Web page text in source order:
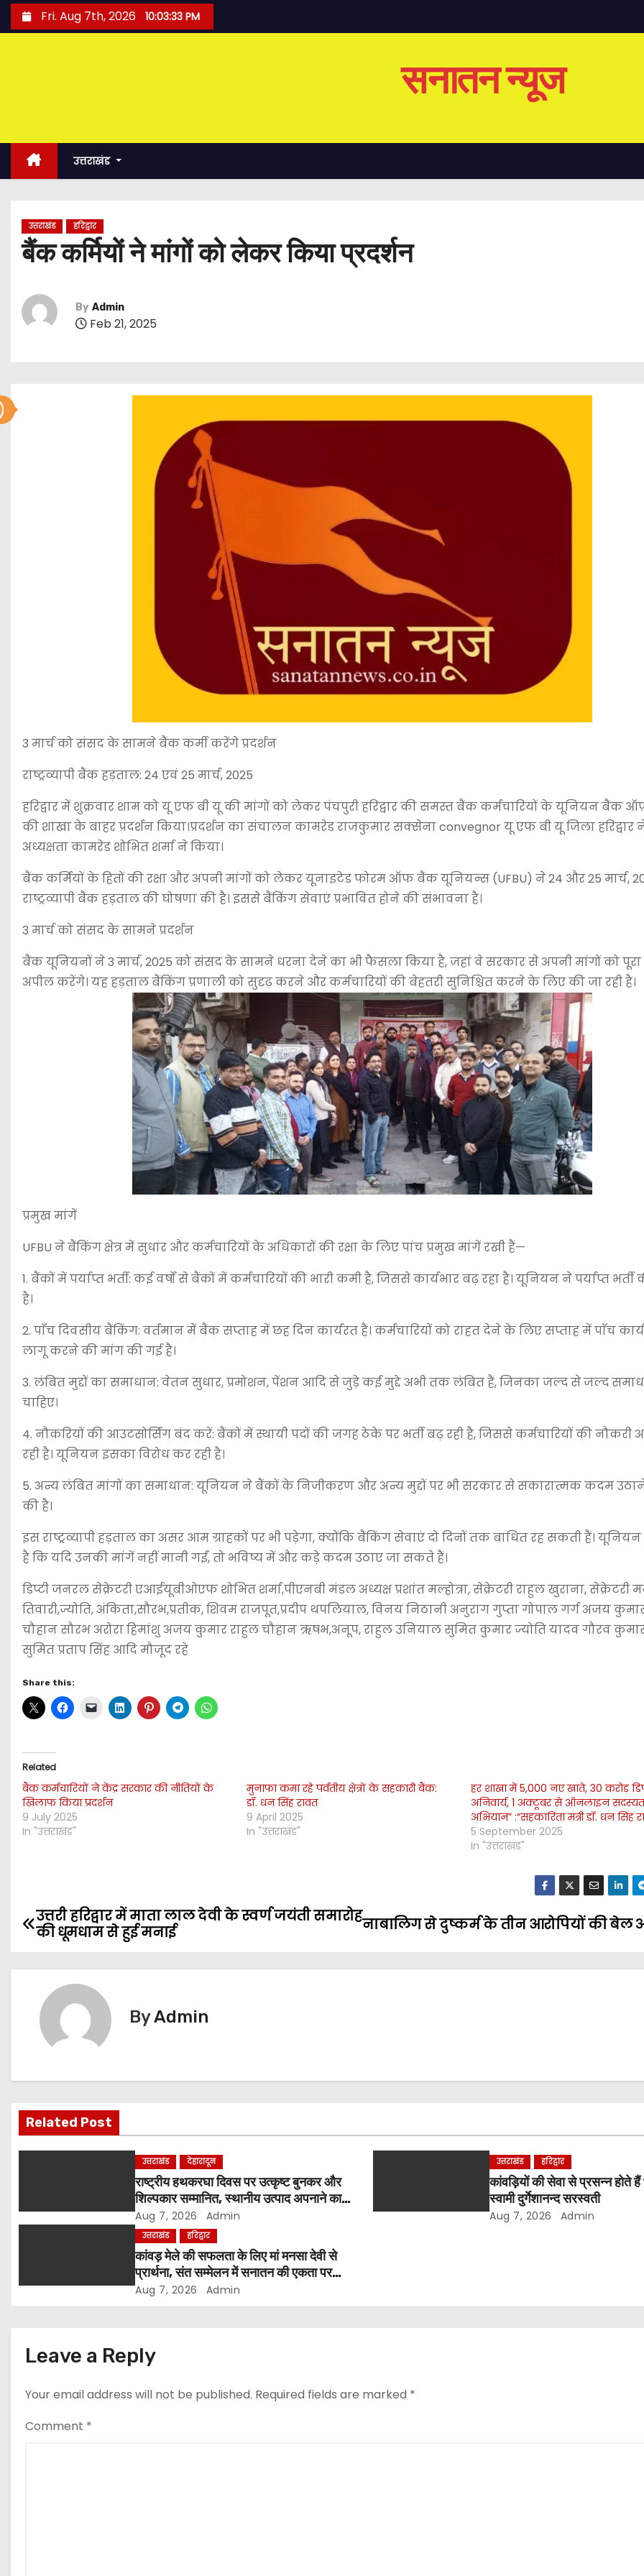
k
Fri. Aug 7th, 2026 10:03:34 PM
सनातन न्यूज
उत्तराखंड
उत्तराखंड हरिद्वार
बैंक कर्मियों ने मांगों को लेकर किया प्रदर्शन
By Admin
Feb 21, 2025
3 मार्च को संसद के सामने बैंक कर्मी करेंगे प्रदर्शन
राष्ट्रव्यापी बैंक हड़ताल: 24 एवं 25 मार्च, 2025
हरिद्वार में शुक्रवार शाम को यू एफ बी यू की मांगों को लेकर पंचपुरी हरिद्वार की समस्त बैंक कर्मचारियों के यूनियन बैंक
की शाखा के बाहर प्रदर्शन किया।प्रदर्शन का संचालन कामरेड राजकुमार सक्सेना convegnor यू एफ बी यू जिला
अध्यक्षता कामरेड शोभित शर्मा ने किया।
बैंक कर्मियों के हितों की रक्षा और अपनी मांगों को लेकर यूनाइटेड फोरम ऑफ बैंक यूनियन्स (UFBU) ने 24 और 25 मार्च,
राष्ट्रव्यापी बैंक हड़ताल की घोषणा की है। इससे बैंकिंग सेवाएं प्रभावित होने की संभावना है।
3 मार्च को संसद के सामने प्रदर्शन
बैंक यूनियनों ने 3 मार्च, 2025 को संसद के सामने धरना देने का भी फैसला किया है, जहां वे सरकार से अपनी मांगों को
अपील करेंगे। यह हड़ताल बैंकिंग प्रणाली को सुदृढ़ करने और कर्मचारियों की बेहतरी सुनिश्चित करने के लिए की जा रही है।
प्रमुख मांगें
UFBU ने बैंकिंग क्षेत्र में सुधार और कर्मचारियों के अधिकारों की रक्षा के लिए पांच प्रमुख मांगें रखी हैं—
1. बैंकों में पर्याप्त भर्ती: कई वर्षों से बैंकों में कर्मचारियों की भारी कमी है, जिससे कार्यभार बढ़ रहा है। यूनियन ने पर्याप्त
है।
2. पाँच दिवसीय बैंकिंग: वर्तमान में बैंक सप्ताह में छह दिन कार्यरत हैं। कर्मचारियों को राहत देने के लिए सप्ताह में पाँच
लागू करने की मांग की गई है।
3. लंबित मुद्दों का समाधान: वेतन सुधार, प्रमोशन, पेंशन आदि से जुड़े कई मुद्दे अभी तक लंबित हैं, जिनका जल्द से जल्द
चाहिए।
4. नौकरियों की आउटसोर्सिंग बंद करें: बैंकों में स्थायी पदों की जगह ठेके पर भर्ती बढ़ रही है, जिससे कर्मचारियों की नौकरी
रही है। यूनियन इसका विरोध कर रही है।
5. अन्य लंबित मांगों का समाधान: यूनियन ने बैंकों के निजीकरण और अन्य मुद्दों पर भी सरकार से सकारात्मक कदम
की है।
इस राष्ट्रव्यापी हड़ताल का असर आम ग्राहकों पर भी पड़ेगा, क्योंकि बैंकिंग सेवाएं दो दिनों तक बाधित रह सकती हैं।
है कि यदि उनकी मांगें नहीं मानी गईं, तो भविष्य में और कड़े कदम उठाए जा सकते हैं।
डिप्टी जनरल सेक्रेटरी एआईयूबीओएफ शोभित शर्मा,पीएनबी मंडल अध्यक्ष प्रशांत मल्होत्रा, सेक्रेटरी राहुल खुराना, सेक्रेटरी
तिवारी,ज्योति, अंकिता,सौरभ,प्रतीक, शिवम राजपूत,प्रदीप थपलियाल, विनय निठानी अनुराग गुप्ता गोपाल गर्ग अजय
चौहान सौरभ अरोरा हिमांशु अजय कुमार राहुल चौहान ऋषभ,अनूप, राहुल उनियाल सुमित कुमार ज्योति यादव गौरव
सुमित प्रताप सिंह आदि मौजूद रहे
Share this:
Related
बैंक कर्मचारियों ने केंद्र सरकार की नीतियों के
खिलाफ किया प्रदर्शन
9 July 2025
In "उत्तराखंड"
मुनाफा कमा रहे पर्वतीय क्षेत्रों के सहकारी बैंक:
डॉ. धन सिंह रावत
9 April 2025
In "उत्तराखंड"
हर शाखा में 5,000 नए खाते, 30 करोड़
अनिवार्य, 1 अक्टूबर से ऑनलाइन
अभियान” :“सहकारिता मंत्री डॉ. धन सिंह
5 September 2025
In "उत्तराखंड"
P
v
i
t
o
नाबालिग से दुष्कर्म के तीन आरोपियों की बेल
उत्तरी हरिद्वार में माता लाल देवी के स्वर्ण जयंती समारोह
की धूमधाम से हुई मनाई
ByAdmin
Related Post
उत्तराखंड देहारादून
राष्ट्रीय हथकरघा दिवस पर उत्कृष्ट बुनकर और
शिल्पकार सम्मानित, स्थानीय उत्पाद अपनाने का
आह्वान
Aug 7, 2026 Admin
उत्तराखंड हरिद्वार
कांवड़ियों की सेवा से प्रसन्न होते
स्वामी दुर्गेशानन्द सरस्वती
Aug 7, 2026 Admin
उत्तराखंड हरिद्वार
कांवड़ मेले की सफलता के लिए मां मनसा देवी से
प्रार्थना, संत सम्मेलन में सनातन की एकता पर
मंथन
Aug 7, 2026 Admin
Leave a Reply
Your email address will not be published. Required fields are marked *
Comment *